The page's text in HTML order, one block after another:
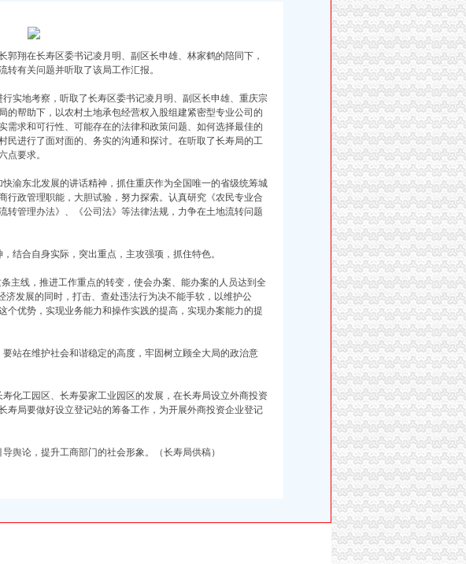
翔在长寿区委书记凌月明、副区长申雄、林家鹤的陪同下，
有关问题并听取了该局工作汇报。
实地考察，听取了长寿区委书记凌月明、副区长申雄、重庆宗
的帮助下，以农村土地承包经营权入股组建紧密型专业公司的
需求和可行性、可能存在的法律和政策问题、如何选择最佳的
民进行了面对面的、务实的沟通和探讨。在听取了长寿局的工
点要求。
渝东北发展的讲话精神，抓住重庆作为全国唯一的省级统筹城
行政管理职能，大胆试验，努力探索。认真研究《农民专业合
转管理办法》、《公司法》等法律法规，力争在土地流转问题
合自身实际，突出重点，主攻强项，抓住特色。
主线，推进工作重点的转变，使会办案、能办案的人员达到全
济发展的同时，打击、查处违法行为决不能手软，以维护公
个优势，实现业务能力和操作实践的提高，实现办案能力的提
站在维护社会和谐稳定的高度，牢固树立顾全大局的政治意
化工园区、长寿晏家工业园区的发展，在长寿局设立外商投资
寿局要做好设立登记站的筹备工作，为开展外商投资企业登记
论，提升工商部门的社会形象。（长寿局供稿）